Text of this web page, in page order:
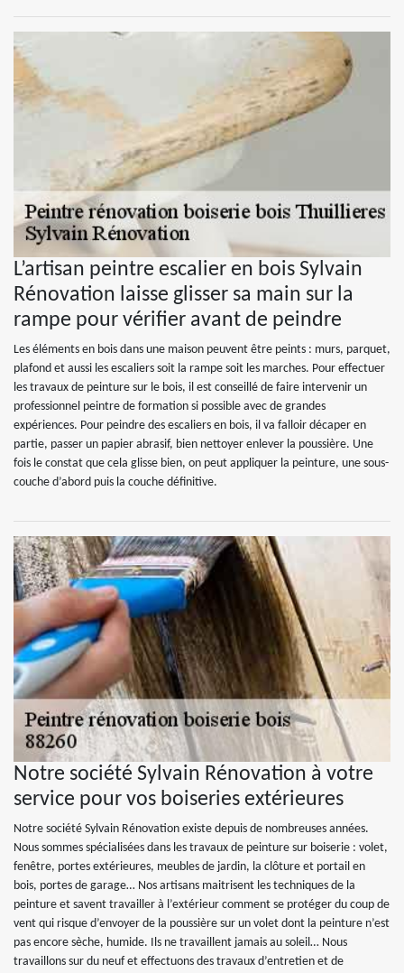
L’artisan peintre escalier en bois Sylvain
Rénovation laisse glisser sa main sur la
rampe pour vérifier avant de peindre
Les éléments en bois dans une maison peuvent être peints : murs, parquet,
plafond et aussi les escaliers soit la rampe soit les marches. Pour effectuer
les travaux de peinture sur le bois, il est conseillé de faire intervenir un
professionnel peintre de formation si possible avec de grandes
expériences. Pour peindre des escaliers en bois, il va falloir décaper en
partie, passer un papier abrasif, bien nettoyer enlever la poussière. Une
fois le constat que cela glisse bien, on peut appliquer la peinture, une sous-
couche d’abord puis la couche définitive.
Notre société Sylvain Rénovation à votre
service pour vos boiseries extérieures
Notre société Sylvain Rénovation existe depuis de nombreuses années.
Nous sommes spécialisées dans les travaux de peinture sur boiserie : volet,
fenêtre, portes extérieures, meubles de jardin, la clôture et portail en
bois, portes de garage… Nos artisans maitrisent les techniques de la
peinture et savent travailler à l’extérieur comment se protéger du coup de
vent qui risque d’envoyer de la poussière sur un volet dont la peinture n’est
pas encore sèche, humide. Ils ne travaillent jamais au soleil… Nous
travaillons sur du neuf et effectuons des travaux d’entretien et de